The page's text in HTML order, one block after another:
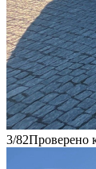
3/82Проверено